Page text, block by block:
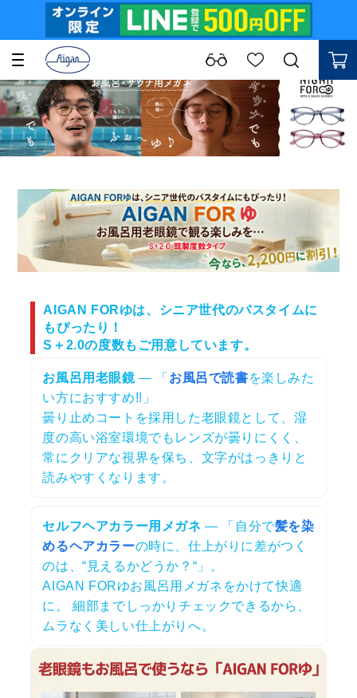
AIGAN FORゆは、シニア世代のバスタイムに
もぴったり！
S＋2.0の度数もご用意しています。
お風呂用老眼鏡— 「 お風呂で読書を楽しみた
い方におすすめ!!」
曇り止めコートを採用した老眼鏡として、湿
度の高い浴室環境でもレンズが曇りにくく、
常にクリアな視界を保ち、文字がはっきりと
読みやすくなります。
セルフヘアカラー用メガネ — 「自分で髪を染
めるヘアカラーの時に、仕上がりに差がつく
のは、“見えるかどうか？“」。
AIGAN FORゆお風呂用メガネをかけて快適
に。 細部までしっかりチェックできるから、
ムラなく美しい仕上がりへ。